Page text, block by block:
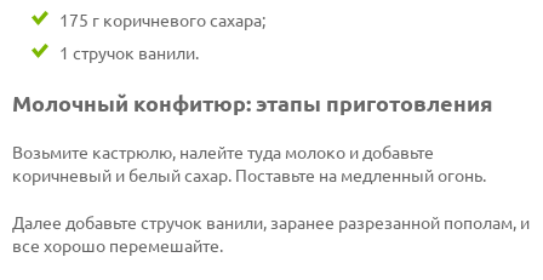
175 г коричневого сахара;
1 стручок ванили.
Молочный конфитюр: этапы приготовления
Возьмите кастрюлю, налейте туда молоко и добавьте
коричневый и белый сахар. Поставьте на медленный огонь.
Далее добавьте стручок ванили, заранее разрезанной пополам, и
все хорошо перемешайте.